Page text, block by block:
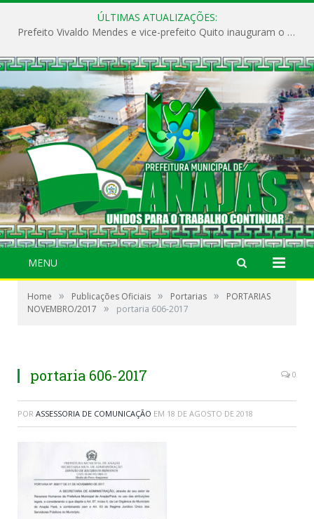
ÚLTIMAS ATUALIZAÇÕES:
Prefeito Vivaldo Mendes e vice-prefeito Quito inauguram o CAPS e fortalecem a saúde pública em Anajás.
MENU
Home » Publicações Oficiais » Portarias »
PORTARIAS
NOVEMBRO/2017
» portaria 606-2017
portaria 606-2017 0
POR ASSESSORIA DE COMUNICAÇÃO EM 18 DE AGOSTO DE 2018